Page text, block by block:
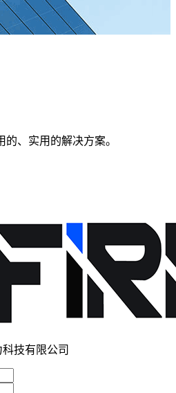
、实用的解决方案。
技有限公司